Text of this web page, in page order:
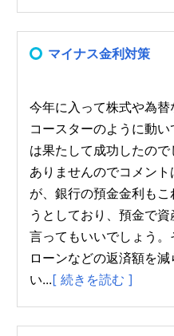
マイナス金利対策
今年に入って株式や為
コースターのように動
は果たして成功したの
ありませんのでコメン
が、銀行の預金金利も
うとしており、預金で
言ってもいいでしょう
ローンなどの返済額を
い...[ 続きを読む ]